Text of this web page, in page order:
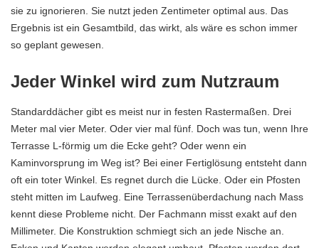
sie zu ignorieren. Sie nutzt jeden Zentimeter optimal aus. Das
Ergebnis ist ein Gesamtbild, das wirkt, als wäre es schon immer
so geplant gewesen.
Jeder Winkel wird zum Nutzraum
Standarddächer gibt es meist nur in festen Rastermaßen. Drei
Meter mal vier Meter. Oder vier mal fünf. Doch was tun, wenn Ihre
Terrasse L-förmig um die Ecke geht? Oder wenn ein
Kaminvorsprung im Weg ist? Bei einer Fertiglösung entsteht dann
oft ein toter Winkel. Es regnet durch die Lücke. Oder ein Pfosten
steht mitten im Laufweg. Eine Terrassenüberdachung nach Mass
kennt diese Probleme nicht. Der Fachmann misst exakt auf den
Millimeter. Die Konstruktion schmiegt sich an jede Nische an.